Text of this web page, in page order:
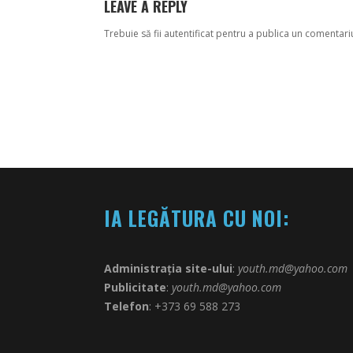
LEAVE A REPLY
Trebuie să fii autentificat pentru a publica un
IA LEGĂTURA CU NOI:
Administrația site-ului: youth.md@yahoo.com
Publicitate: youth.md@yahoo.com
Telefon: +373 69 588 273